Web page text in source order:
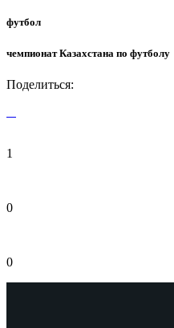
футбол
чемпионат Казахстана по футболу
Поделиться:
1
0
0